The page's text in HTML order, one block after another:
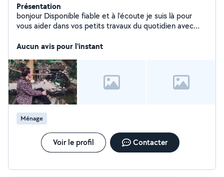
Présentation
bonjour Disponible fiable et à l'écoute je suis là pour
vous aider dans vos petits travaux du quotidien avec
Aucun avis pour l'instant
Ménage
Voir le profil Contacter